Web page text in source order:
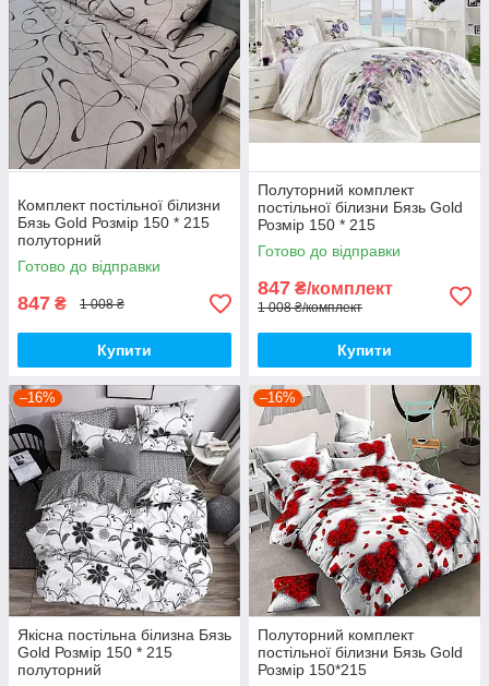
Комплект постільної білизни
Бязь Gold Розмір 150 * 215
полуторний
Готово до відправки
847 ₴ 1 008 ₴
Купити
Полуторний комплект
постільної білизни Бязь Gold
Розмір 150 * 215
Готово до відправки
847 ₴/комплект
1 008 ₴/комплект
Купити
–16%
Якісна постільна білизна Бязь
Gold Розмір 150 * 215
полуторний
–16%
Полуторний комплект
постільної білизни Бязь Gold
Розмір 150*215